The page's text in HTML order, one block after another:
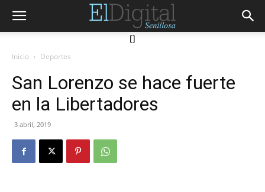
[]
Inicio Deportes
San Lorenzo se hace fuerte
en la Libertadores
3 abril, 2019